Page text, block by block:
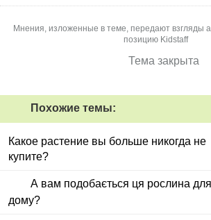
Мнения, изложенные в теме, передают взгляды
позицию Kidstaff
Тема закрыта
Похожие темы:
Какое растение вы больше никогда не
купите?
А вам подобається ця рослина для
дому?